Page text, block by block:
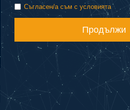
Съгласен/а съм с условията
Продължи